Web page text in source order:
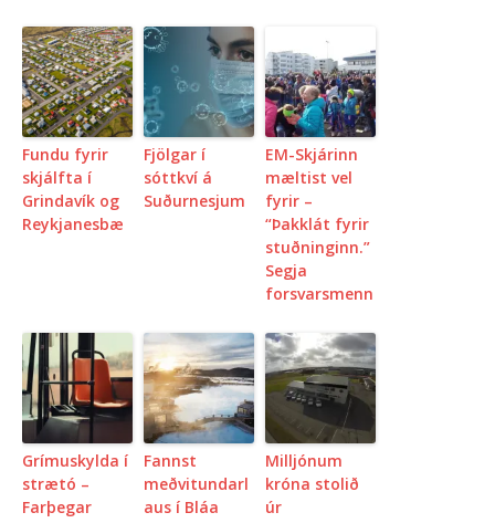
Fundu fyrir
skjálfta í
Grindavík og
Reykjanesbæ
Fjölgar í
sóttkví á
Suðurnesjum
EM-Skjárinn
mæltist vel
fyrir –
“Þakklát fyrir
stuðninginn.”
Segja
forsvarsmenn
Grímuskylda í
strætó –
Farþegar
Fannst
meðvitundarl
aus í Bláa
Milljónum
króna stolið
úr